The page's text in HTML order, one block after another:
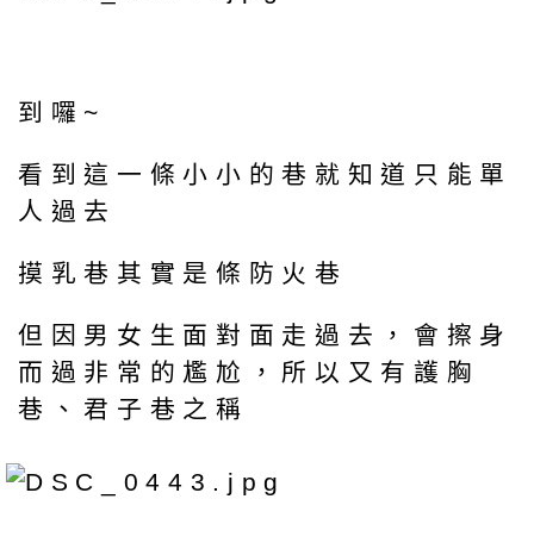
到囉~
看到這一條小小的巷就知道只能單
人過去
摸乳巷其實是條防火巷
但因男女生面對面走過去，會擦身
而過非常的尷尬，所以又有護胸
巷、君子巷之稱